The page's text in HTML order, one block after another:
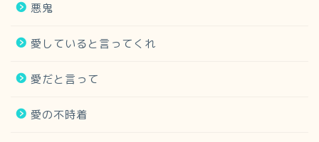
悪鬼
愛していると言ってくれ
愛だと言って
愛の不時着